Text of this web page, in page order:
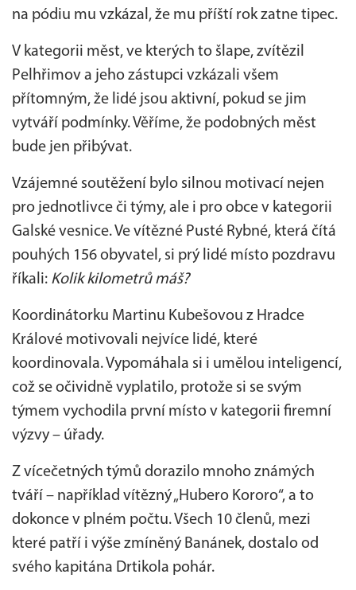
na pódiu mu vzkázal, že mu příští rok zatne tipec.
V kategorii měst, ve kterých to šlape, zvítězil
Pelhřimov a jeho zástupci vzkázali všem
přítomným, že lidé jsou aktivní, pokud se jim
vytváří podmínky. Věříme, že podobných měst
bude jen přibývat.
Vzájemné soutěžení bylo silnou motivací nejen
pro jednotlivce či týmy, ale i pro obce v kategorii
Galské vesnice. Ve vítězné Pusté Rybné, která čítá
pouhých 156 obyvatel, si prý lidé místo pozdravu
říkali: Kolik kilometrů máš?
Koordinátorku Martinu Kubešovou z Hradce
Králové motivovali nejvíce lidé, které
koordinovala. Vypomáhala si i umělou inteligencí,
což se očividně vyplatilo, protože si se svým
týmem vychodila první místo v kategorii firemní
výzvy – úřady.
Z vícečetných týmů dorazilo mnoho známých
tváří – například vítězný „Hubero Kororo“, a to
dokonce v plném počtu. Všech 10 členů, mezi
které patří i výše zmíněný Banánek, dostalo od
svého kapitána Drtikola pohár.